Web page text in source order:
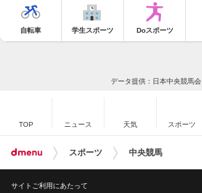
自転車 学生スポーツ Doスポーツ
データ提供：日本中央競馬会
TOP ニュース 天気 スポーツ
スポーツ 中央競馬
サイトご利用にあたって